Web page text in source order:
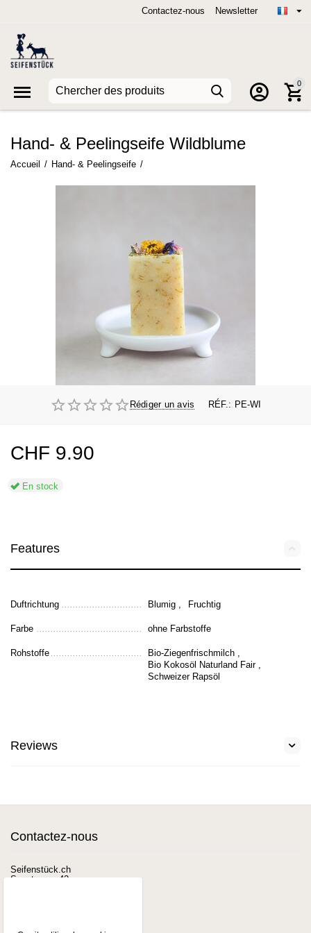
Contactez-nous Newsletter
0
Hand- & Peelingseife Wildblume
Accueil / Hand- & Peelingseife /
Rédiger un avis RÉF.: PE-WI
CHF 9.90
En stock
Features
Duftrichtung Blumig , Fruchtig
Farbe ohne Farbstoffe
Rohstoffe
Bio-Ziegenfrischmilch ,
Bio Kokosöl Naturland Fair ,
Schweizer Rapsöl
Reviews
Contactez-nous
Seifenstück.ch
Seestrasse 42